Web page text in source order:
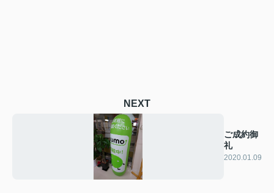
NEXT
ご成約御
礼
2020.01.09